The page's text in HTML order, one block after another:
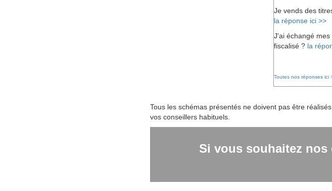
Je vends des
la réponse ici >>
J'ai échangé mes
fiscalisé ? la
Toutes nos réponses ici
Tous les schémas présentés ne doivent pas être
vos conseillers habituels.
Si vous souhaitez